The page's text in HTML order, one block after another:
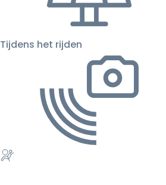
Tijdens het rijden